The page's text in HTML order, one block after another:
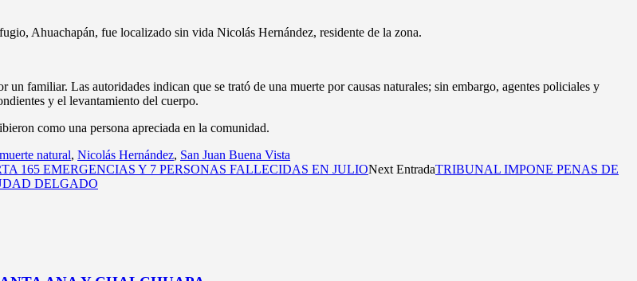
Ahuachapán, fue localizado sin vida Nicolás Hernández, residente de la zona.
familiar. Las autoridades indican que se trató de una muerte por causas naturales; sin embargo, agentes policiales y
y el levantamiento del cuerpo.
como una persona apreciada en la comunidad.
muerte natural, Nicolás Hernández, San Juan Buena Vista
165 EMERGENCIAS Y 7 PERSONAS FALLECIDAS EN JULIONext EntradaTRIBUNAL IMPONE PENAS DE
DELGADO